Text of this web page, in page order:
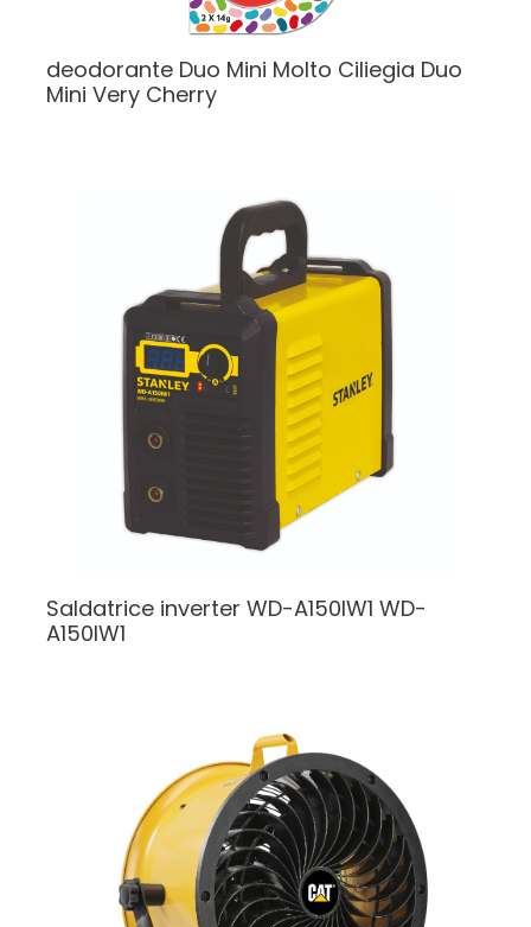
deodorante Duo Mini Molto Ciliegia Duo
Mini Very Cherry
Saldatrice inverter WD-A150IW1 WD-
A150IW1